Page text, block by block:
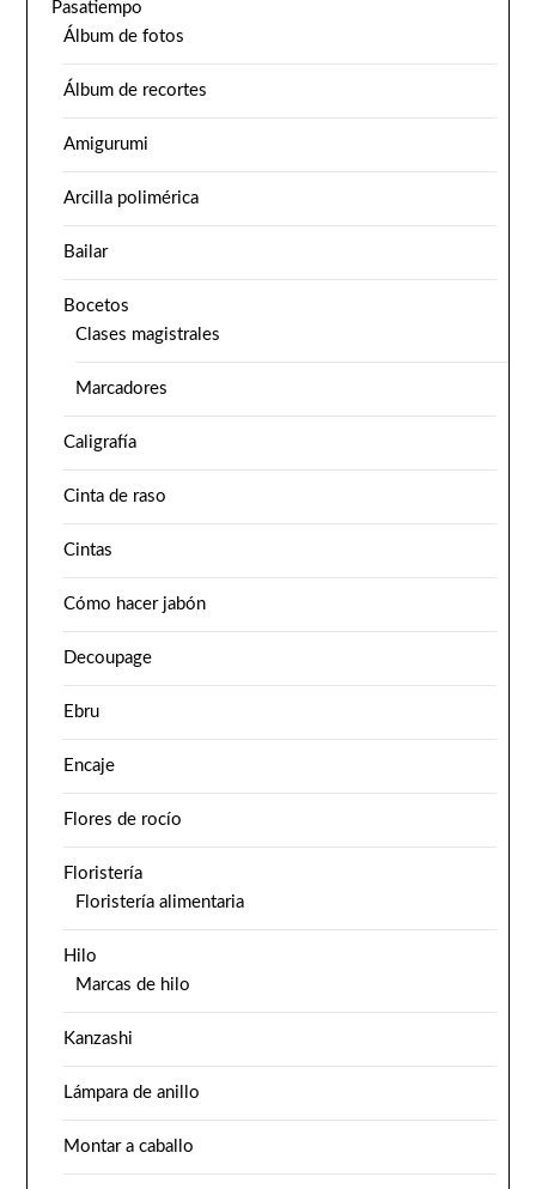
Pasatiempo
Álbum de fotos
Álbum de recortes
Amigurumi
Arcilla polimérica
Bailar
Bocetos
Clases magistrales
Marcadores
Caligrafía
Cinta de raso
Cintas
Cómo hacer jabón
Decoupage
Ebru
Encaje
Flores de rocío
Floristería
Floristería alimentaria
Hilo
Marcas de hilo
Kanzashi
Lámpara de anillo
Montar a caballo